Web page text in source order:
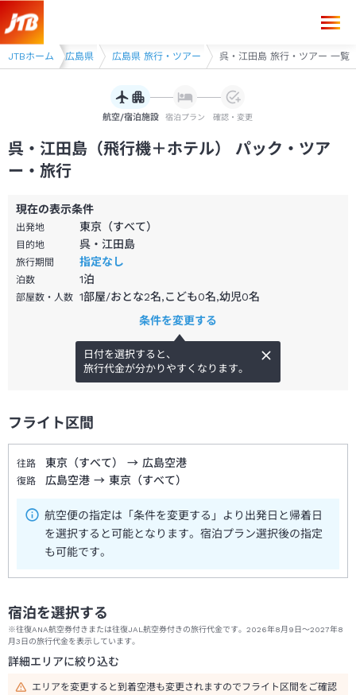
JTBホーム
中国 広島県 広島県 旅行・ツアー 呉・江田島 旅行・ツアー 一覧
航空/宿泊施設 宿泊プラン 確認・変更
呉・江田島（飛行機＋ホテル） パック・ツア
ー・旅行
現在の表示条件
出発地 東京（すべて）
目的地 呉・江田島
旅行期間 指定なし
泊数 1泊
部屋数・人数 1部屋/おとな2名,こども0名,幼児0名
条件を変更する
日付を選択すると、
旅行代金が分かりやすくなります。
フライト区間
往路 東京（すべて） → 広島空港
復路 広島空港 → 東京（すべて）
航空便の指定は「条件を変更する」より出発日と帰着日
を選択すると可能となります。宿泊プラン選択後の指定
も可能です。
宿泊を選択する
※往復ANA航空券付きまたは往復JAL航空券付きの旅行代金です。2026年8月9日～2027年8
月3日の旅行代金を表示しています。
詳細エリアに絞り込む
エリアを変更すると到着空港も変更されますのでフライト区間をご確認